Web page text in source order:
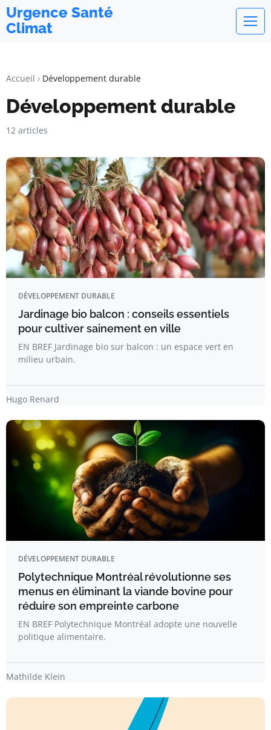
Urgence Santé
Climat
Accueil Développement durable
Développement durable
12 articles
DÉVELOPPEMENT DURABLE
Jardinage bio balcon : conseils essentiels
pour cultiver sainement en ville
EN BREF Jardinage bio sur balcon : un espace vert en
milieu urbain.
Hugo Renard
DÉVELOPPEMENT DURABLE
Polytechnique Montréal révolutionne ses
menus en éliminant la viande bovine pour
réduire son empreinte carbone
EN BREF Polytechnique Montréal adopte une nouvelle
politique alimentaire.
Mathilde Klein